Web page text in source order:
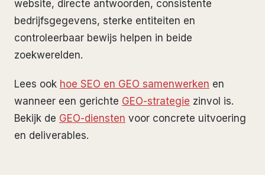
website, directe antwoorden, consistente
bedrijfsgegevens, sterke entiteiten en
controleerbaar bewijs helpen in beide
zoekwerelden.
Lees ook hoe SEO en GEO samenwerken en
wanneer een gerichte GEO-strategie zinvol is.
Bekijk de GEO-diensten voor concrete uitvoering
en deliverables.